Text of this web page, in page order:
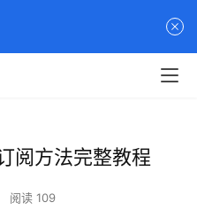
阅方法完整教程
阅读 109